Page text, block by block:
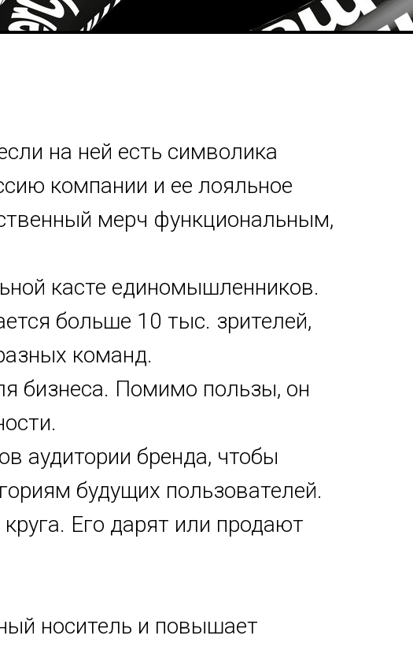
на ней есть символика
компании и ее лояльное
мерч функциональным,
касте единомышленников.
больше 10 тыс. зрителей,
команд.
бизнеса. Помимо пользы, он
аудитории бренда, чтобы
будущих пользователей.
Его дарят или продают
носитель и повышает